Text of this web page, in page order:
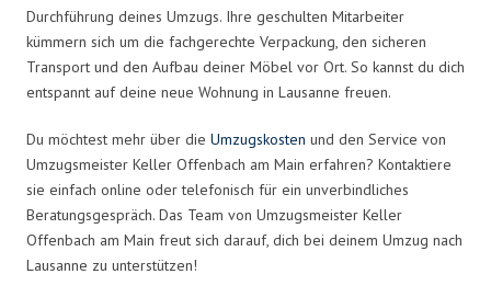
Durchführung deines Umzugs. Ihre geschulten Mitarbeiter
kümmern sich um die fachgerechte Verpackung, den sicheren
Transport und den Aufbau deiner Möbel vor Ort. So kannst du dich
entspannt auf deine neue Wohnung in Lausanne freuen.
Du möchtest mehr über die Umzugskosten und den Service von
Umzugsmeister Keller Offenbach am Main erfahren? Kontaktiere
sie einfach online oder telefonisch für ein unverbindliches
Beratungsgespräch. Das Team von Umzugsmeister Keller
Offenbach am Main freut sich darauf, dich bei deinem Umzug nach
Lausanne zu unterstützen!